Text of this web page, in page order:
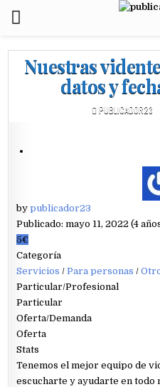
Nuestras
datos y
PUBLICADOR23
bypublicador23
Publicado: mayo 11, 2022 (4
5€
Categoría
Servicios /Para personas /
Particular/Profesional
Particular
Oferta/Demanda
Oferta
Stats
Tenemos el mejor equipo de
escucharte y ayudarte en todo